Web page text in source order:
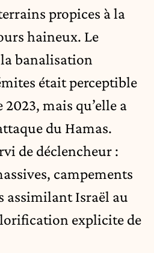
propices à la
haineux. Le
banalisation
était perceptible
mais qu’elle a
du Hamas.
de déclencheur :
campements
assimilant Israël au
explicite de